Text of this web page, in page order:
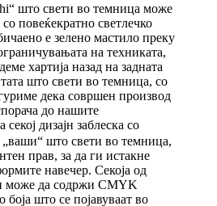
што свети во темница може
повеќекратно светлечко
е зелено мастило преку
на техниката,
хартија назад на задната
што свети во темница, со
дека совршен производ
до нашите
секој дизајн заблеска со
„ваши“ што свети во темница,
прав, за да ги истакне
навечер. Секоја од
може да содржи CMYK
боја што се појавуваат во